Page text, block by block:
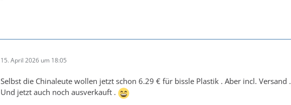
15. April 2026 um 18:05
Selbst die Chinaleute wollen jetzt schon 6.29 € für bissle Plastik . Aber incl. Versand .
Und jetzt auch noch ausverkauft .